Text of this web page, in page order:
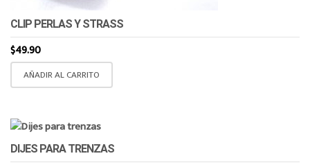
CLIP PERLAS Y STRASS
$49.90
AÑADIR AL CARRITO
DIJES PARA TRENZAS